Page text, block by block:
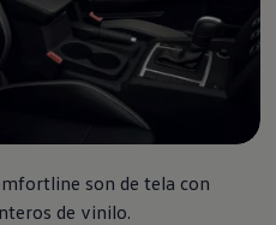
son de tela con
de vinilo.